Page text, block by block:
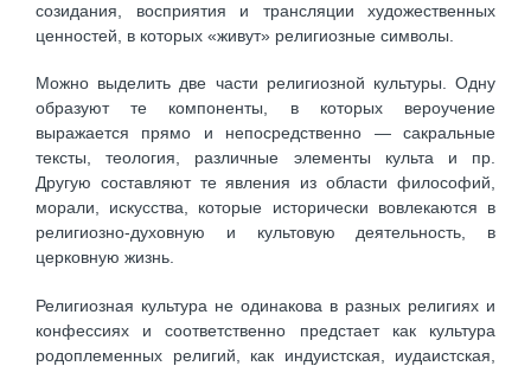
созидания, восприятия и трансляции художественных
ценностей, в которых «живут» религиозные символы.
Можно выделить две части религиозной культуры. Одну
образуют те компоненты, в которых вероучение
выражается прямо и непосредственно — сакральные
тексты, теология, различные элементы культа и пр.
Другую составляют те явления из области философий,
морали, искусства, которые исторически вовлекаются в
религиозно-духовную и культовую деятельность, в
церковную жизнь.
Религиозная культура не одинакова в разных религиях и
конфессиях и соответственно предстает как культура
родоплеменных религий, как индуистская, иудаистская,